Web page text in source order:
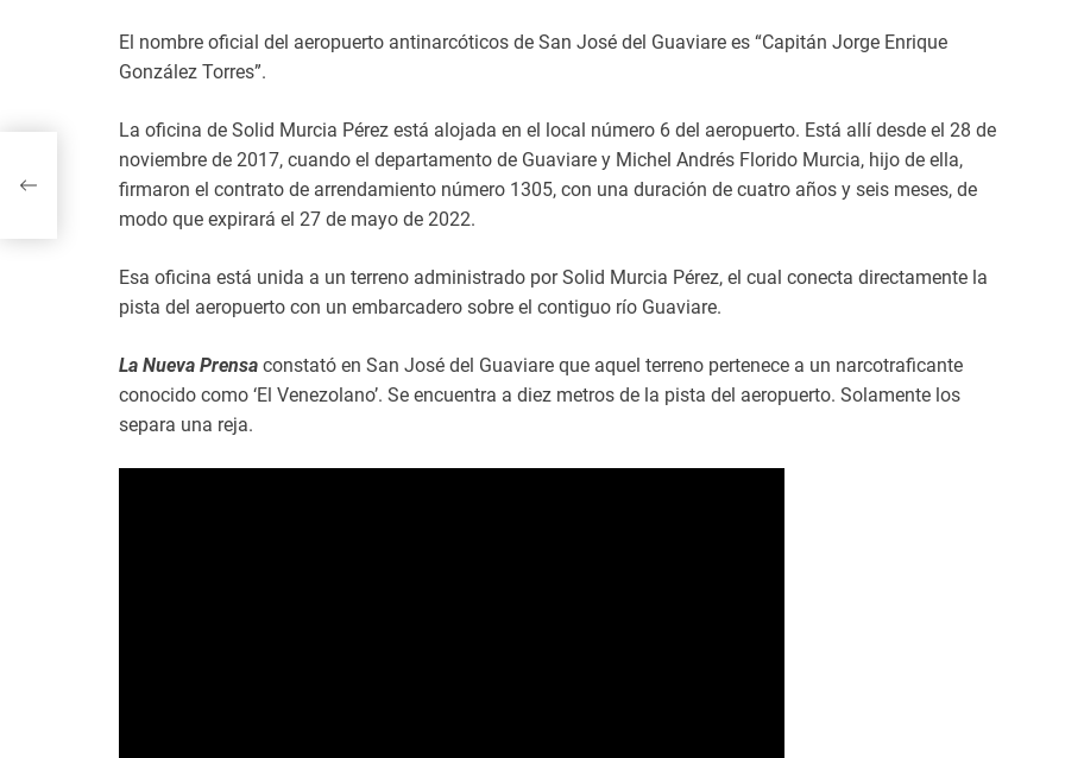
El nombre oficial del aeropuerto antinarcóticos de San José del Guaviare es “Capitán Jorge Enrique
González Torres”.
La oficina de Solid Murcia Pérez está alojada en el local número 6 del aeropuerto. Está allí desde el 28 de
noviembre de 2017, cuando el departamento de Guaviare y Michel Andrés Florido Murcia, hijo de ella,
firmaron el contrato de arrendamiento número 1305, con una duración de cuatro años y seis meses, de
modo que expirará el 27 de mayo de 2022.
Esa oficina está unida a un terreno administrado por Solid Murcia Pérez, el cual conecta directamente la
pista del aeropuerto con un embarcadero sobre el contiguo río Guaviare.
La Nueva Prensa constató en San José del Guaviare que aquel terreno pertenece a un narcotraficante
conocido como ‘El Venezolano’. Se encuentra a diez metros de la pista del aeropuerto. Solamente los
separa una reja.